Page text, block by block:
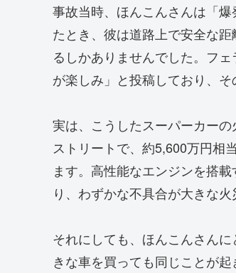
事故当時、ほんこんさんは「
たとき、彼は道路上で安全な
るしかありませんでした。フ
が楽しみ」と投稿しており、そ
実は、こうしたスーパーカー
ストリートで、約5,600万円相
ます。高性能なエンジンを搭
り、わずかな不具合が大きな
それにしても、ほんこんさん
きな車を買っても同じことが